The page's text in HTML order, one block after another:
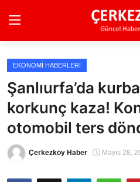
Ana Sayfa
Son Dakika
Ekonomi Haberleri
Magazin Haberleri
EKONOMI HABERLERI
Şanlıurfa’da
korkunç kaza!
otomobil ters
Çerkezköy Haber Mayıs 28,